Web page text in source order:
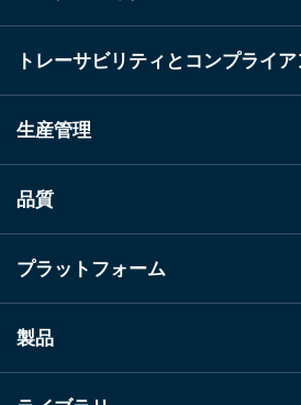
トレーサビリティとコンプライア
生産管理
品質
プラットフォーム
製品